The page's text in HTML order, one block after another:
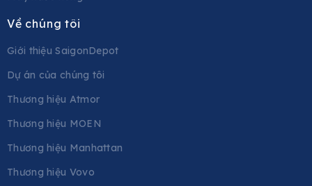
Về chúng tôi
Giới thiệu SaigonDepot
Dự án của chúng tôi
Thương hiệu Atmor
Thương hiệu MOEN
Thương hiệu Manhattan
Thương hiệu Vovo